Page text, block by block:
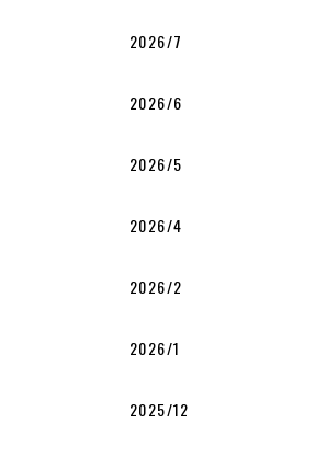
2026/7
2026/6
2026/5
2026/4
2026/2
2026/1
2025/12